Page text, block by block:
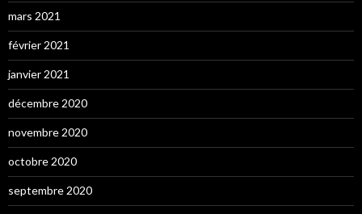
mars 2021
février 2021
janvier 2021
décembre 2020
novembre 2020
octobre 2020
septembre 2020